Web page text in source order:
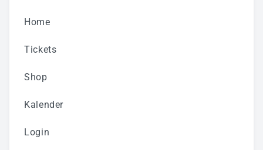
Home
Tickets
Shop
Kalender
Login